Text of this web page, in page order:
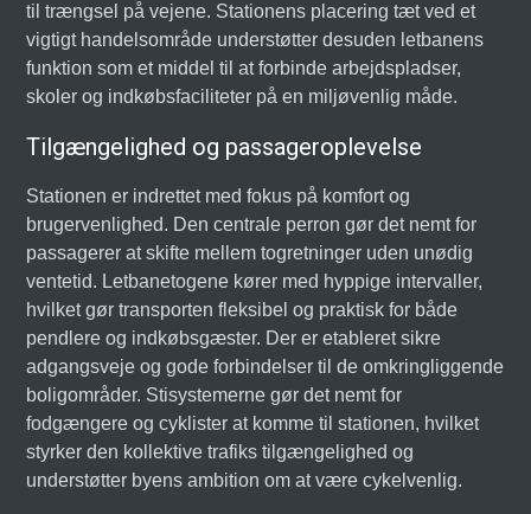
til trængsel på vejene. Stationens placering tæt ved et
vigtigt handelsområde understøtter desuden letbanens
funktion som et middel til at forbinde arbejdspladser,
skoler og indkøbsfaciliteter på en miljøvenlig måde.
Tilgængelighed og passageroplevelse
Stationen er indrettet med fokus på komfort og
brugervenlighed. Den centrale perron gør det nemt for
passagerer at skifte mellem togretninger uden unødig
ventetid. Letbanetogene kører med hyppige intervaller,
hvilket gør transporten fleksibel og praktisk for både
pendlere og indkøbsgæster. Der er etableret sikre
adgangsveje og gode forbindelser til de omkringliggende
boligområder. Stisystemerne gør det nemt for
fodgængere og cyklister at komme til stationen, hvilket
styrker den kollektive trafiks tilgængelighed og
understøtter byens ambition om at være cykelvenlig.